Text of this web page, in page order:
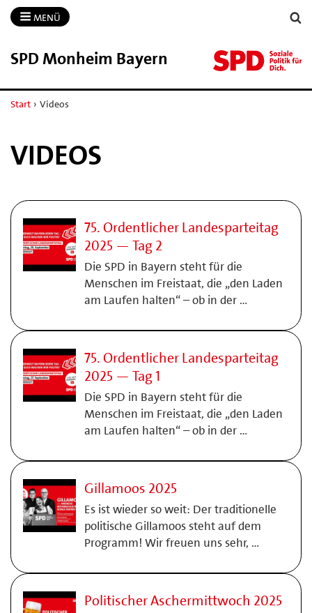
MENÜ
SPD Monheim Bayern
Start › Videos
VIDEOS
75. Ordentlicher Landesparteitag
2025 — Tag 2
Die SPD in Bayern steht für die
Menschen im Freistaat, die „den Laden
am Laufen halten“ – ob in der …
75. Ordentlicher Landesparteitag
2025 — Tag 1
Die SPD in Bayern steht für die
Menschen im Freistaat, die „den Laden
am Laufen halten“ – ob in der …
Gillamoos 2025
Es ist wieder so weit: Der traditionelle
politische Gillamoos steht auf dem
Programm! Wir freuen uns sehr, …
Politischer Aschermittwoch 2025